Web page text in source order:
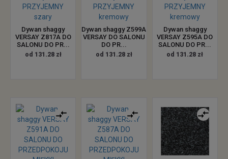
Dywan shaggy
VERSAY Z817A DO
SALONU DO PR...
od 131.28 zł
Dywan shaggy Z599A
VERSAY DO SALONU
DO PR...
od 131.28 zł
Dywan shaggy
VERSAY Z595A DO
SALONU DO PR...
od 131.28 zł